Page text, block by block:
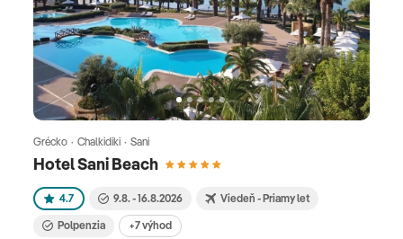
Hotel Sani Beach
Grécko · Chalkidiki · Sani
4.7 9.8. - 16.8.2026 Viedeň - Priamy let
Polpenzia +7 výhod